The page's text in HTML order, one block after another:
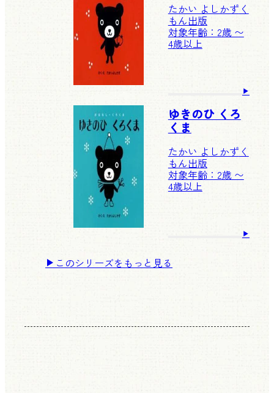
たかい よしかず く
もん出版
対象年齢：2歳 〜
4歳以上
ゆきのひ くろ
くま
たかい よしかず く
もん出版
対象年齢：2歳 〜
4歳以上
このシリーズをもっと見る